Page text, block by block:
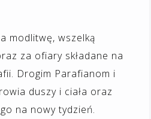
modlitwę, wszelką
za ofiary składane na
Drogim Parafianom i
duszy i ciała oraz
na nowy tydzień.